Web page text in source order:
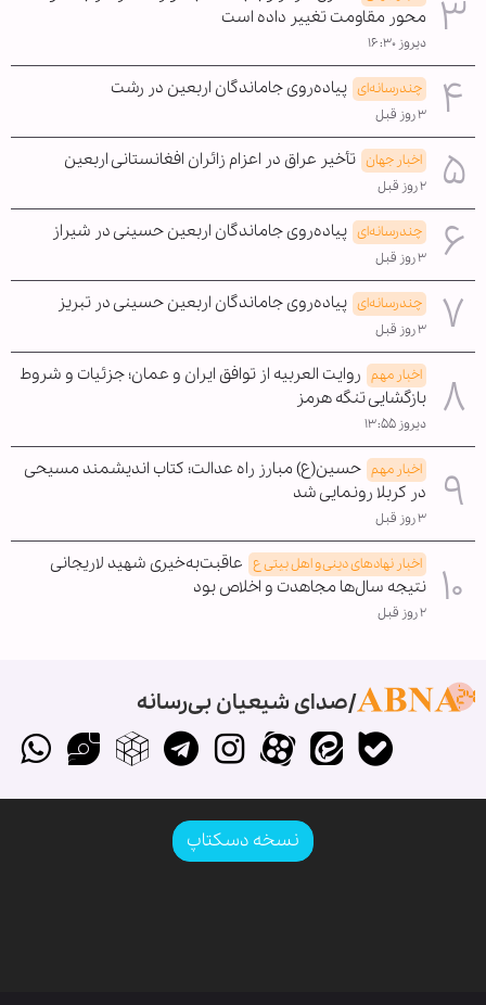
محور مقاومت تغییر داده است
دیروز ۱۶:۳۰
چندرسانه‌ای پیاده‌روی جاماندگان اربعین در رشت
۳ روز قبل
اخبار جهان تأخیر عراق در اعزام زائران افغانستانی اربعین
۲ روز قبل
چندرسانه‌ای پیاده‌روی جاماندگان اربعین حسینی در شیراز
۳ روز قبل
چندرسانه‌ای پیاده‌روی جاماندگان اربعین حسینی در تبریز
۳ روز قبل
اخبار مهم روایت العربیه از توافق ایران و عمان؛ جزئیات و شروط
بازگشایی تنگه هرمز
دیروز ۱۳:۵۵
اخبار مهم حسین(ع) مبارز راه عدالت؛ کتاب اندیشمند مسیحی
در کربلا رونمایی شد
۳ روز قبل
اخبار نهادهای دینی و اهل بیتی ع عاقبت‌به‌خیری شهید لاریجانی
نتیجه سال‌ها مجاهدت و اخلاص بود
۲ روز قبل
صدای شیعیان بی‌رسانه
نسخه دسکتاپ